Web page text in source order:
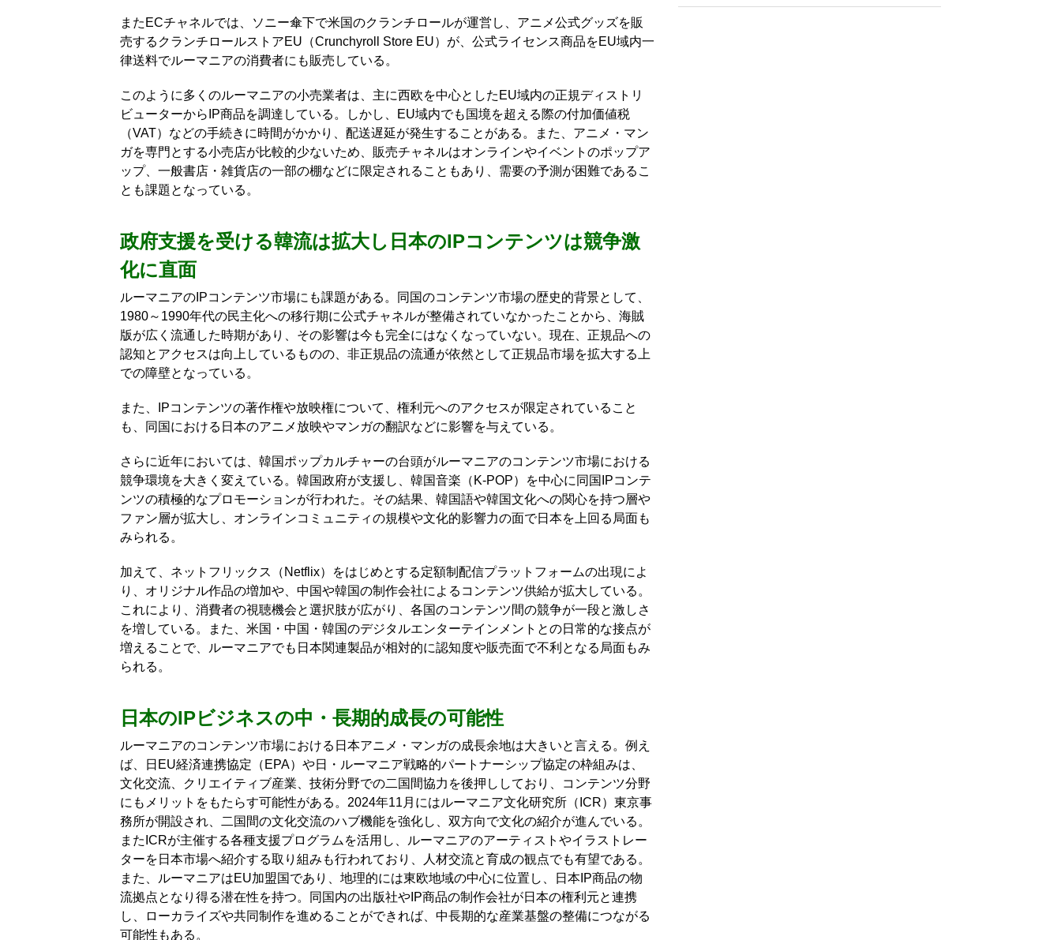
またECチャネルでは、ソニー傘下で米国のクランチロールが運営し、アニメ公式グッズを販
売するクランチロールストアEU（Crunchyroll Store EU）が、公式ライセンス商品をEU域内一
律送料でルーマニアの消費者にも販売している。
このように多くのルーマニアの小売業者は、主に西欧を中心としたEU域内の正規ディストリ
ビューターからIP商品を調達している。しかし、EU域内でも国境を超える際の付加価値税
（VAT）などの手続きに時間がかかり、配送遅延が発生することがある。また、アニメ・マン
ガを専門とする小売店が比較的少ないため、販売チャネルはオンラインやイベントのポップア
ップ、一般書店・雑貨店の一部の棚などに限定されることもあり、需要の予測が困難であるこ
とも課題となっている。
政府支援を受ける韓流は拡大し日本のIPコンテンツは競争激
化に直面
ルーマニアのIPコンテンツ市場にも課題がある。同国のコンテンツ市場の歴史的背景として、
1980～1990年代の民主化への移行期に公式チャネルが整備されていなかったことから、海賊
版が広く流通した時期があり、その影響は今も完全にはなくなっていない。現在、正規品への
認知とアクセスは向上しているものの、非正規品の流通が依然として正規品市場を拡大する上
での障壁となっている。
また、IPコンテンツの著作権や放映権について、権利元へのアクセスが限定されていること
も、同国における日本のアニメ放映やマンガの翻訳などに影響を与えている。
さらに近年においては、韓国ポップカルチャーの台頭がルーマニアのコンテンツ市場における
競争環境を大きく変えている。韓国政府が支援し、韓国音楽（K-POP）を中心に同国IPコンテ
ンツの積極的なプロモーションが行われた。その結果、韓国語や韓国文化への関心を持つ層や
ファン層が拡大し、オンラインコミュニティの規模や文化的影響力の面で日本を上回る局面も
みられる。
加えて、ネットフリックス（Netflix）をはじめとする定額制配信プラットフォームの出現によ
り、オリジナル作品の増加や、中国や韓国の制作会社によるコンテンツ供給が拡大している。
これにより、消費者の視聴機会と選択肢が広がり、各国のコンテンツ間の競争が一段と激しさ
を増している。また、米国・中国・韓国のデジタルエンターテインメントとの日常的な接点が
増えることで、ルーマニアでも日本関連製品が相対的に認知度や販売面で不利となる局面もみ
られる。
日本のIPビジネスの中・長期的成長の可能性
ルーマニアのコンテンツ市場における日本アニメ・マンガの成長余地は大きいと言える。例え
ば、日EU経済連携協定（EPA）や日・ルーマニア戦略的パートナーシップ協定の枠組みは、
文化交流、クリエイティブ産業、技術分野での二国間協力を後押ししており、コンテンツ分野
にもメリットをもたらす可能性がある。2024年11月にはルーマニア文化研究所（ICR）東京事
務所が開設され、二国間の文化交流のハブ機能を強化し、双方向で文化の紹介が進んでいる。
またICRが主催する各種支援プログラムを活用し、ルーマニアのアーティストやイラストレー
ターを日本市場へ紹介する取り組みも行われており、人材交流と育成の観点でも有望である。
また、ルーマニアはEU加盟国であり、地理的には東欧地域の中心に位置し、日本IP商品の物
流拠点となり得る潜在性を持つ。同国内の出版社やIP商品の制作会社が日本の権利元と連携
し、ローカライズや共同制作を進めることができれば、中長期的な産業基盤の整備につながる
可能性もある。